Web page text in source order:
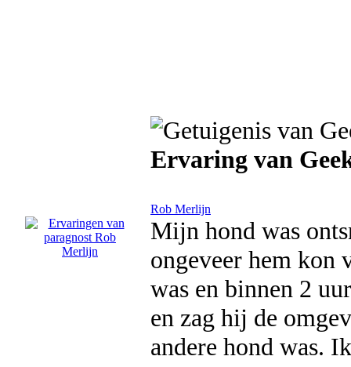
Ervaring van
Rob Merlijn
Mijn hond was
ongeveer hem kon
was en binnen 2
en zag hij de
andere hond was.